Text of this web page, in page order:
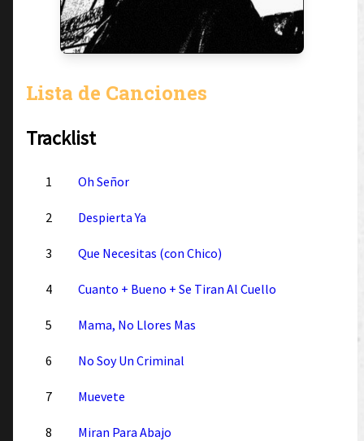
Lista de Canciones
Tracklist
1 Oh Señor
2 Despierta Ya
3 Que Necesitas (con Chico)
4 Cuanto + Bueno + Se Tiran Al Cuello
5 Mama, No Llores Mas
6 No Soy Un Criminal
7 Muevete
8 Miran Para Abajo